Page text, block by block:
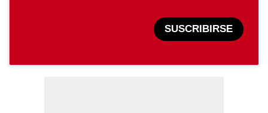
SUSCRIBIRSE